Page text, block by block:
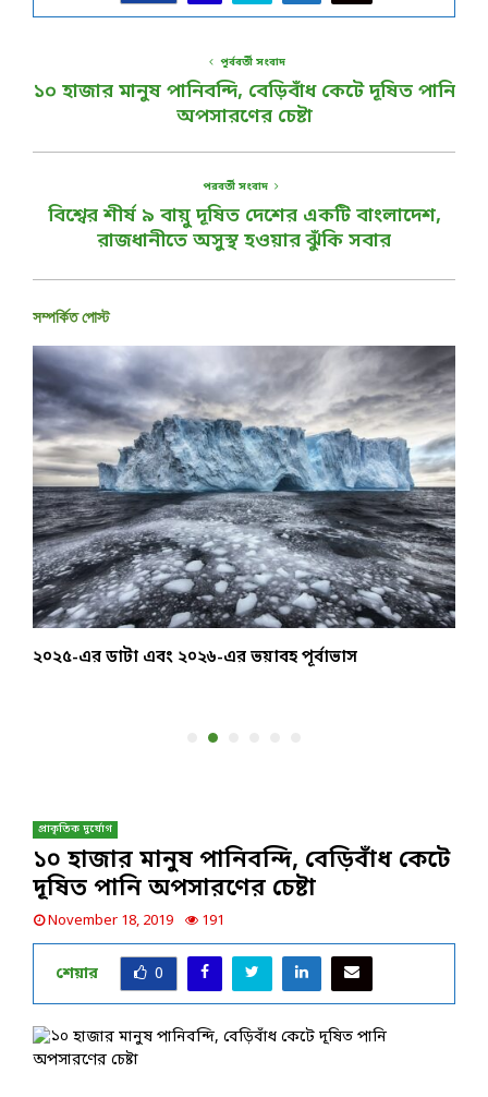
পূর্ববর্তী সংবাদ
১০ হাজার মানুষ পানিবন্দি, বেড়িবাঁধ কেটে দূষিত পানি
অপসারণের চেষ্টা
পরবর্তী সংবাদ
বিশ্বের শীর্ষ ৯ বায়ু দূষিত দেশের একটি বাংলাদেশ,
রাজধানীতে অসুস্থ হওয়ার ঝুঁকি সবার
সম্পর্কিত পোস্ট
২০২৫-এর ডাটা এবং ২০২৬-এর ভয়াবহ পূর্বাভাস
প্রাকৃতিক দুর্যোগ
১০ হাজার মানুষ পানিবন্দি, বেড়িবাঁধ কেটে
দূষিত পানি অপসারণের চেষ্টা
November 18, 2019 191
শেয়ার 0